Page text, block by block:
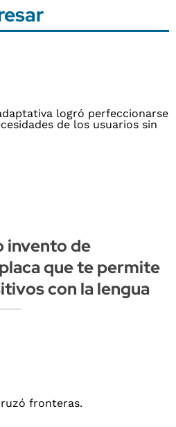
invento de
que te permite
con la lengua